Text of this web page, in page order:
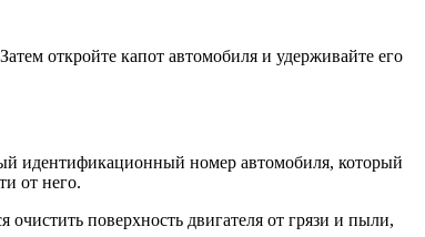
откройте капот автомобиля и удерживайте его
идентификационный номер автомобиля, который
от него.
поверхность двигателя от грязи и пыли,